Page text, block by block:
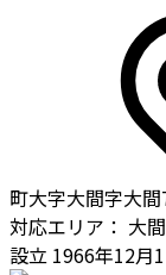
町大字大間字大
対応エリア： 大
設立 1966年12月